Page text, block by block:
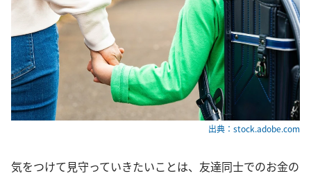
出典：stock.adobe.com
気をつけて見守っていきたいことは、友達同士でのお金の